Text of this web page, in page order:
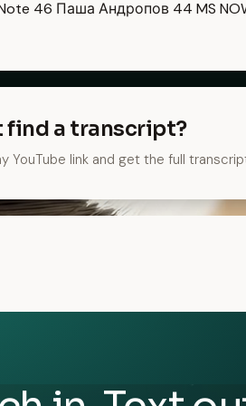
46 Паша Андропов 44 MS
find a transcript?
YouTube link and get the full